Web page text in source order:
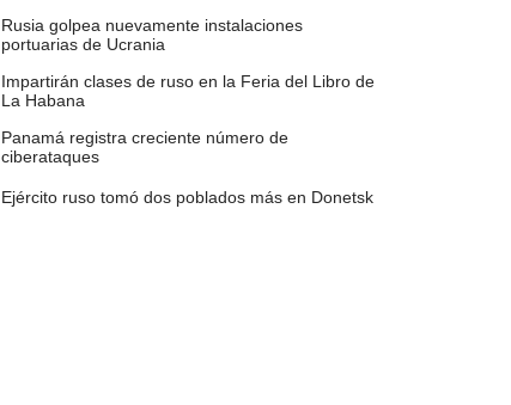
Rusia golpea nuevamente instalaciones
portuarias de Ucrania
Impartirán clases de ruso en la Feria del Libro de
La Habana
Panamá registra creciente número de
ciberataques
Ejército ruso tomó dos poblados más en Donetsk